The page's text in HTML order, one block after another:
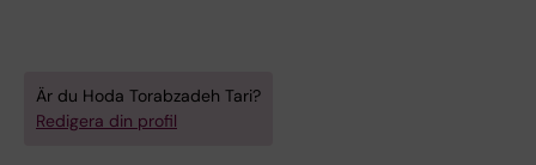
Är du Hoda Torabzadeh Tari?
Redigera din profil